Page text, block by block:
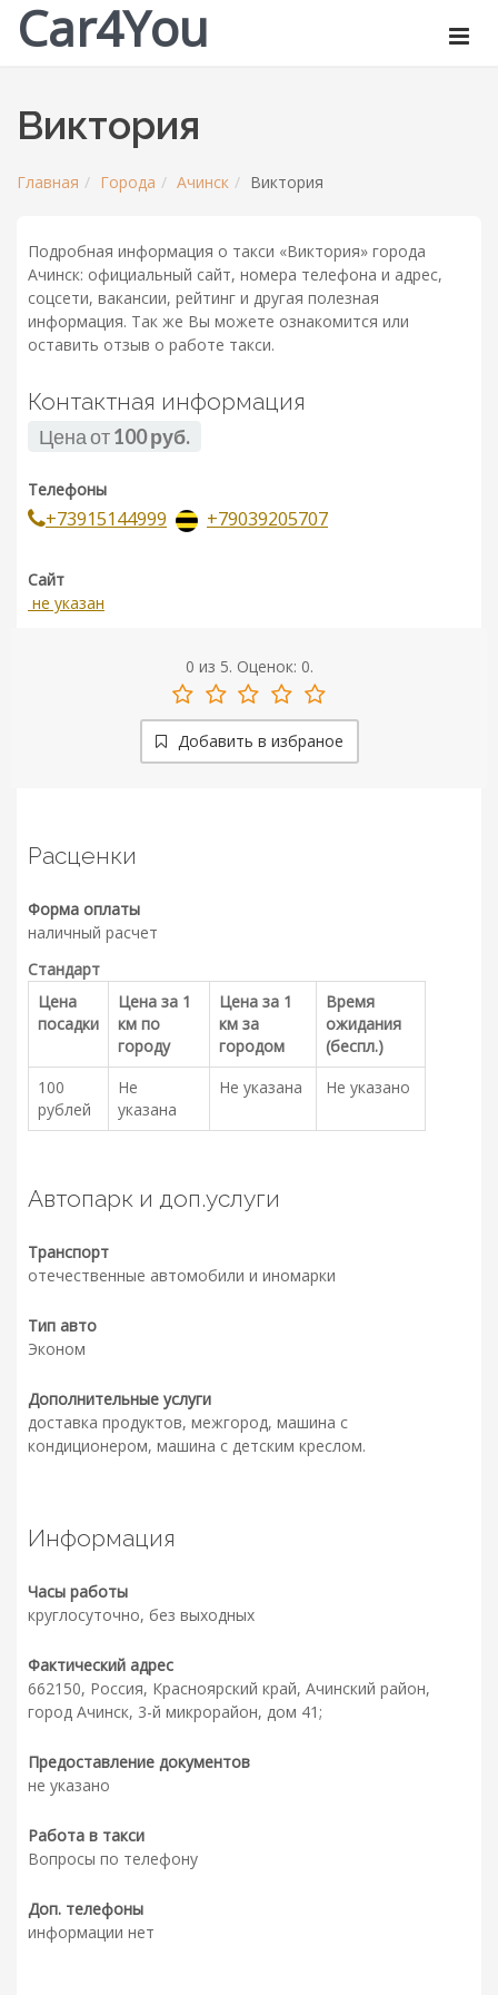
Car4You
Виктория
Главная Города Ачинск Виктория
Подробная информация о такси «Виктория» города
Ачинск: официальный сайт, номера телефона и адрес,
соцсети, вакансии, рейтинг и другая полезная
информация. Так же Вы можете ознакомится или
оставить отзыв о работе такси.
Контактная информация
Цена от100 руб.
Телефоны
+73915144999 +79039205707
Сайт
не указан
0 из 5. Оценок: 0.
Добавить в избраное
Расценки
Форма оплаты
наличный расчет
Стандарт
Цена
посадки
Цена за 1
км по
городу
Цена за 1
км за
городом
Время
ожидания
(беспл.)
100
рублей
Не
указана
Не указана Не указано
Автопарк и доп.услуги
Транспорт
отечественные автомобили и иномарки
Тип авто
Эконом
Дополнительные услуги
доставка продуктов, межгород, машина с
кондиционером, машина с детским креслом.
Информация
Часы работы
круглосуточно, без выходных
Фактический адрес
662150, Россия, Красноярский край, Ачинский район,
город Ачинск, 3-й микрорайон, дом 41;
Предоставление документов
не указано
Работа в такси
Вопросы по телефону
Доп. телефоны
информации нет